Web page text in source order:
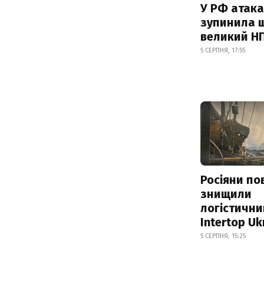
У РФ
зупинила
великий
5 СЕРПНЯ, 17:55
Росіяни
знищили
Intertop
5 СЕРПНЯ, 15:25